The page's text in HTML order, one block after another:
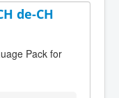
de-CH
Pack for